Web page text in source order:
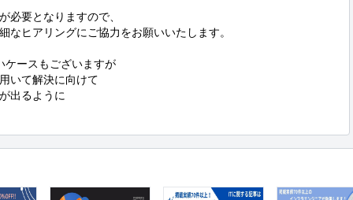
必要となりますので、
なヒアリングにご協力をお願いいたします。
ケースもございますが
いて解決に向けて
出るように